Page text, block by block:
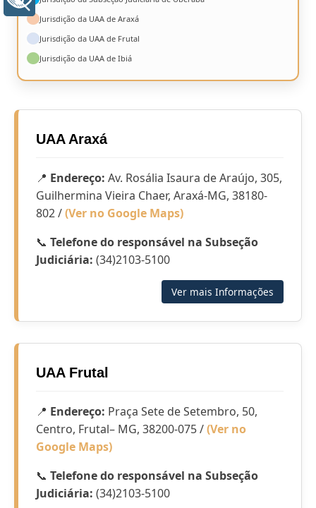
Jurisdição da UAA de Araxá
Jurisdição da UAA de Frutal
Jurisdição da UAA de Ibiá
UAA Araxá
📍 Endereço: Av. Rosália Isaura de Araújo, 305,
Guilhermina Vieira Chaer, Araxá-MG, 38180-
802 /(Ver no Google Maps)
📞 Telefone do responsável na Subseção
Judiciária: (34)2103-5100
Ver mais Informações
UAA Frutal
📍 Endereço: Praça Sete de Setembro, 50,
Centro, Frutal– MG, 38200-075 /(Ver no
Google Maps)
📞 Telefone do responsável na Subseção
Judiciária: (34)2103-5100